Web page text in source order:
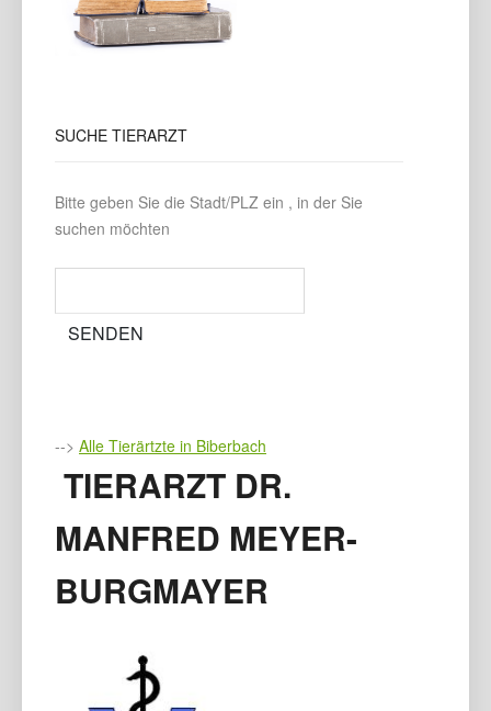
SUCHE TIERARZT
Bitte geben Sie die Stadt/PLZ ein , in der Sie
suchen möchten
--> Alle Tierärtzte in Biberbach
TIERARZT DR.
MANFRED MEYER-
BURGMAYER